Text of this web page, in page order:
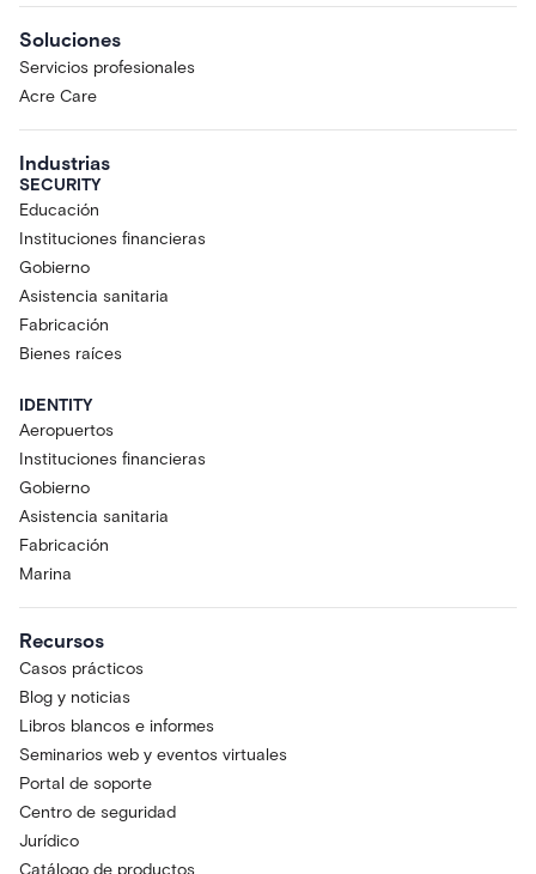
Soluciones
Servicios profesionales
Acre Care
Industrias
SECURITY
Educación
Instituciones financieras
Gobierno
Asistencia sanitaria
Fabricación
Bienes raíces
IDENTITY
Aeropuertos
Instituciones financieras
Gobierno
Asistencia sanitaria
Fabricación
Marina
Recursos
Casos prácticos
Blog y noticias
Libros blancos e informes
Seminarios web y eventos virtuales
Portal de soporte
Centro de seguridad
Jurídico